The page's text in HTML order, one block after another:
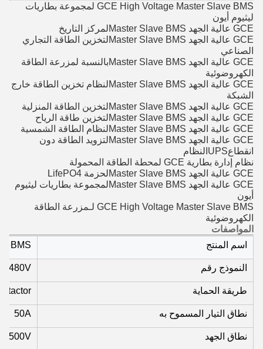
GCE High Voltage Master Slave BMS لمجموعة بطاريات
ليثيوم أيون
GCE عالية الجهد Master Slave BMS
لمركز التاريخ
GCE عالية الجهد Master Slave BMS
لتخزين الطاقة التجاري
الصناعي
GCE عالية الجهد Master Slave BMS
بالنسبة لمزرعة الطاقة
الكهروضوئية
GCE عالية الجهد Master Slave BMS
لنظام تخزين الطاقة خارج
الشبكة
GCE عالية الجهد Master Slave BMS
لتخزين الطاقة المنزلية
GCE عالية الجهد Master Slave BMS
لتخزين طاقة الرياح
GCE عالية الجهد Master Slave BMS
لنظام الطاقة الشمسية
GCE عالية الجهد Master Slave BMS
لتزويد الطاقة دون
انقطاعUPSالنظام
نظام إدارة بطارية GCE لمحطة الطاقة المحمولة
GCE عالية الجهد Master Slave BMS
لحزمة LifePO4
GCE عالية الجهد Master Slave BMS
لمجموعة بطاريات ليثيوم
أيون
GCE High Voltage Master Slave BMS لـ
مزرعة الطاقة
الكهروضوئية
المواصفات
اسم المنتج
BMS
النموذج رقم
طريقة الحماية
نطاق التيار المسموح به 50A
نطاق الجهد 500V